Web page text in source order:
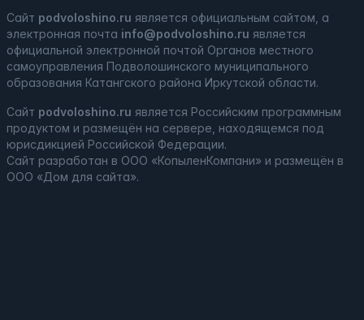
Сайт podvoloshino.ru является официальным сайтом, а
электронная почта info@podvoloshino.ru является
официальной электронной почтой Органов местного
самоуправления Подволошинского муниципального
образования Катангского района Иркутской области.
Сайт podvoloshino.ru является Российским программным
продуктом и размещён на сервере, находящемся под
юрисдикцией Российской Федерации.
Сайт разработан в ООО «КопыленКомпани» и размещён в
ООО «Дом для сайта».